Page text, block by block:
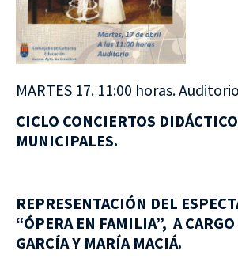
MARTES 17. 11:00 horas.
CICLO CONCIERTOS
MUNICIPALES.
REPRESENTACIÓN DEL
“ÓPERA EN FAMILIA”, A
GARCÍA Y MARÍA MACIÁ.